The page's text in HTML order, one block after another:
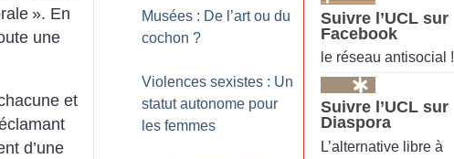
». En
une
et
d’une
Musées : De l’art ou du
cochon ?
Violences sexistes : Un
statut autonome pour
les femmes
Suivre l’UCL sur
Facebook
le réseau antisocial !
Suivre l’UCL sur
Diaspora
L’alternative libre à